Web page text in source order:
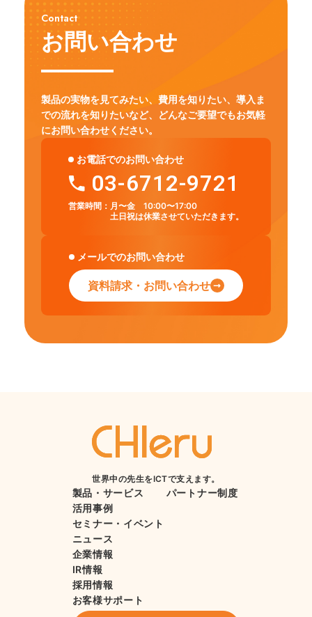
Contact
お問い合わせ
製品の実物を見てみたい、費用を知りたい、導入ま
での流れを知りたいなど、
どんなご要望でもお気軽
にお問い合わせください。
お電話でのお問い合わせ
03-6712-9721
営業時間： 月〜金 10:00〜17:00
土日祝は休業させていただきます。
メールでのお問い合わせ
資料請求・お問い合わせ
世界中の先生をICTで支えます。
製品・サービス
活用事例
セミナー・イベント
ニュース
企業情報
IR情報
採用情報
お客様サポート
パートナー制度